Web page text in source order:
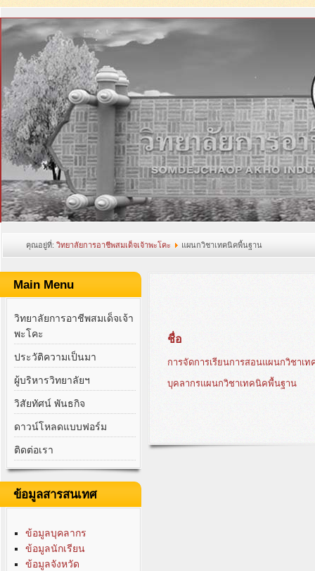
คุณอยู่ที่: วิทยาลัยการอาชีพสมเด็จเจ้าพะโคะ แผนกวิชาเทคนิคพื้นฐาน
Main Menu
วิทยาลัยการอาชีพสมเด็จเจ้า
พะโคะ
ประวัติความเป็นมา
ผู้บริหารวิทยาลัยฯ
วิสัยทัศน์ พันธกิจ
ดาวน์โหลดแบบฟอร์ม
ติดต่อเรา
ข้อมูลสารสนเทศ
ข้อมูลบุคลากร
ข้อมูลนักเรียน
ข้อมูลจังหวัด
ชื่อ
การจัดการเรียนการสอนแผนกวิชาเ
บุคลากรแผนกวิชาเทคนิคพื้นฐาน